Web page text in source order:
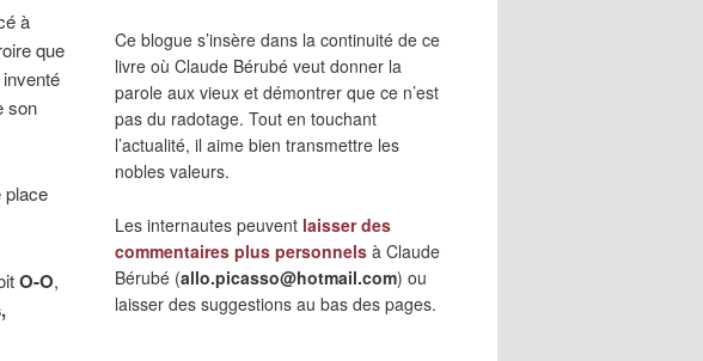
à
que
son
place
O-O,
Ce blogue s’insère dans la continuité de ce
livre où Claude Bérubé veut donner la
parole aux vieux et démontrer que ce n’est
pas du radotage. Tout en touchant
l’actualité, il aime bien transmettre les
nobles valeurs.
Les internautes peuvent laisser des
commentaires plus personnels à Claude
Bérubé (allo.picasso@hotmail.com) ou
laisser des suggestions au bas des pages.